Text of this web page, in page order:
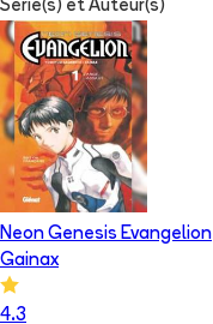
Série(s) et Auteur(s)
Neon Genesis Evangelion
Gainax
4.3